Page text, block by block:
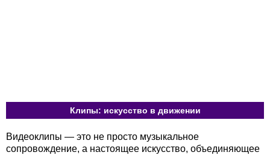
Клипы: искусство в движении
Видеоклипы — это не просто музыкальное
сопровождение, а настоящее искусство, объединяющее